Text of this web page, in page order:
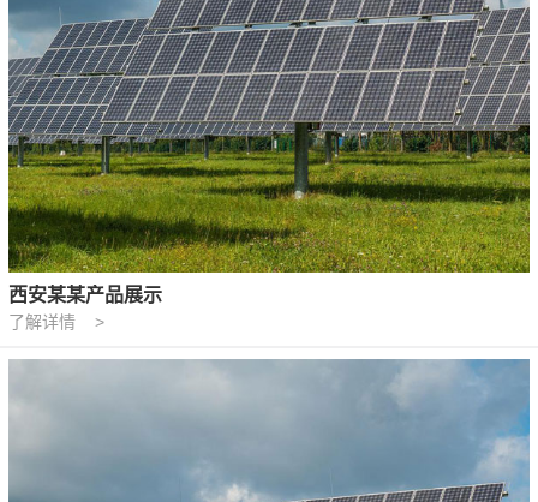
西安某某产品展示
了解详情 >